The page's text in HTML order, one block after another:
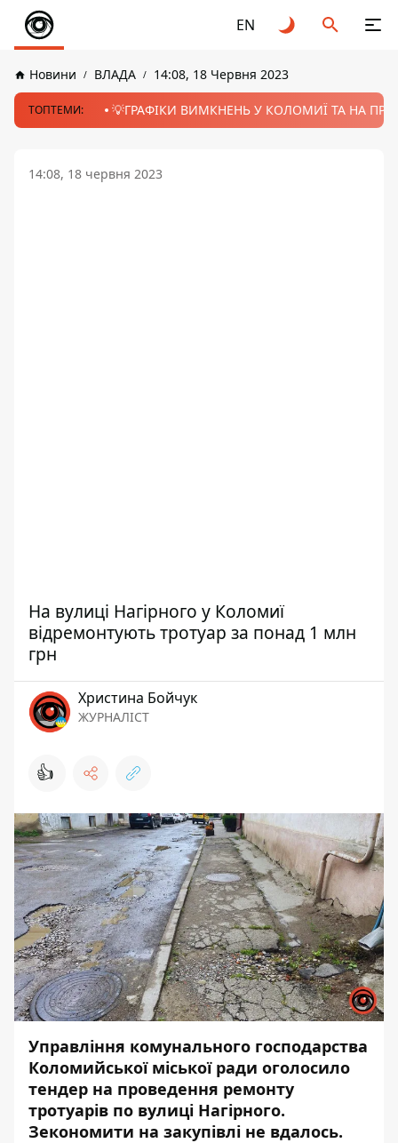
EN
Новини ВЛАДА 14:08, 18 Червня 2023
ТОПТЕМИ: 💡ГРАФІКИ ВИМКНЕНЬ У КОЛОМИЇ ТА НА
14:08, 18 червня 2023
На вулиці Нагірного у Коломиї
відремонтують тротуар за понад 1 млн
грн
Христина Бойчук
ЖУРНАЛІСТ
👍
Управління комунального господарства
Коломийської міської ради оголосило
тендер на проведення ремонту
тротуарів по вулиці Нагірного.
Зекономити на закупівлі не вдалось.